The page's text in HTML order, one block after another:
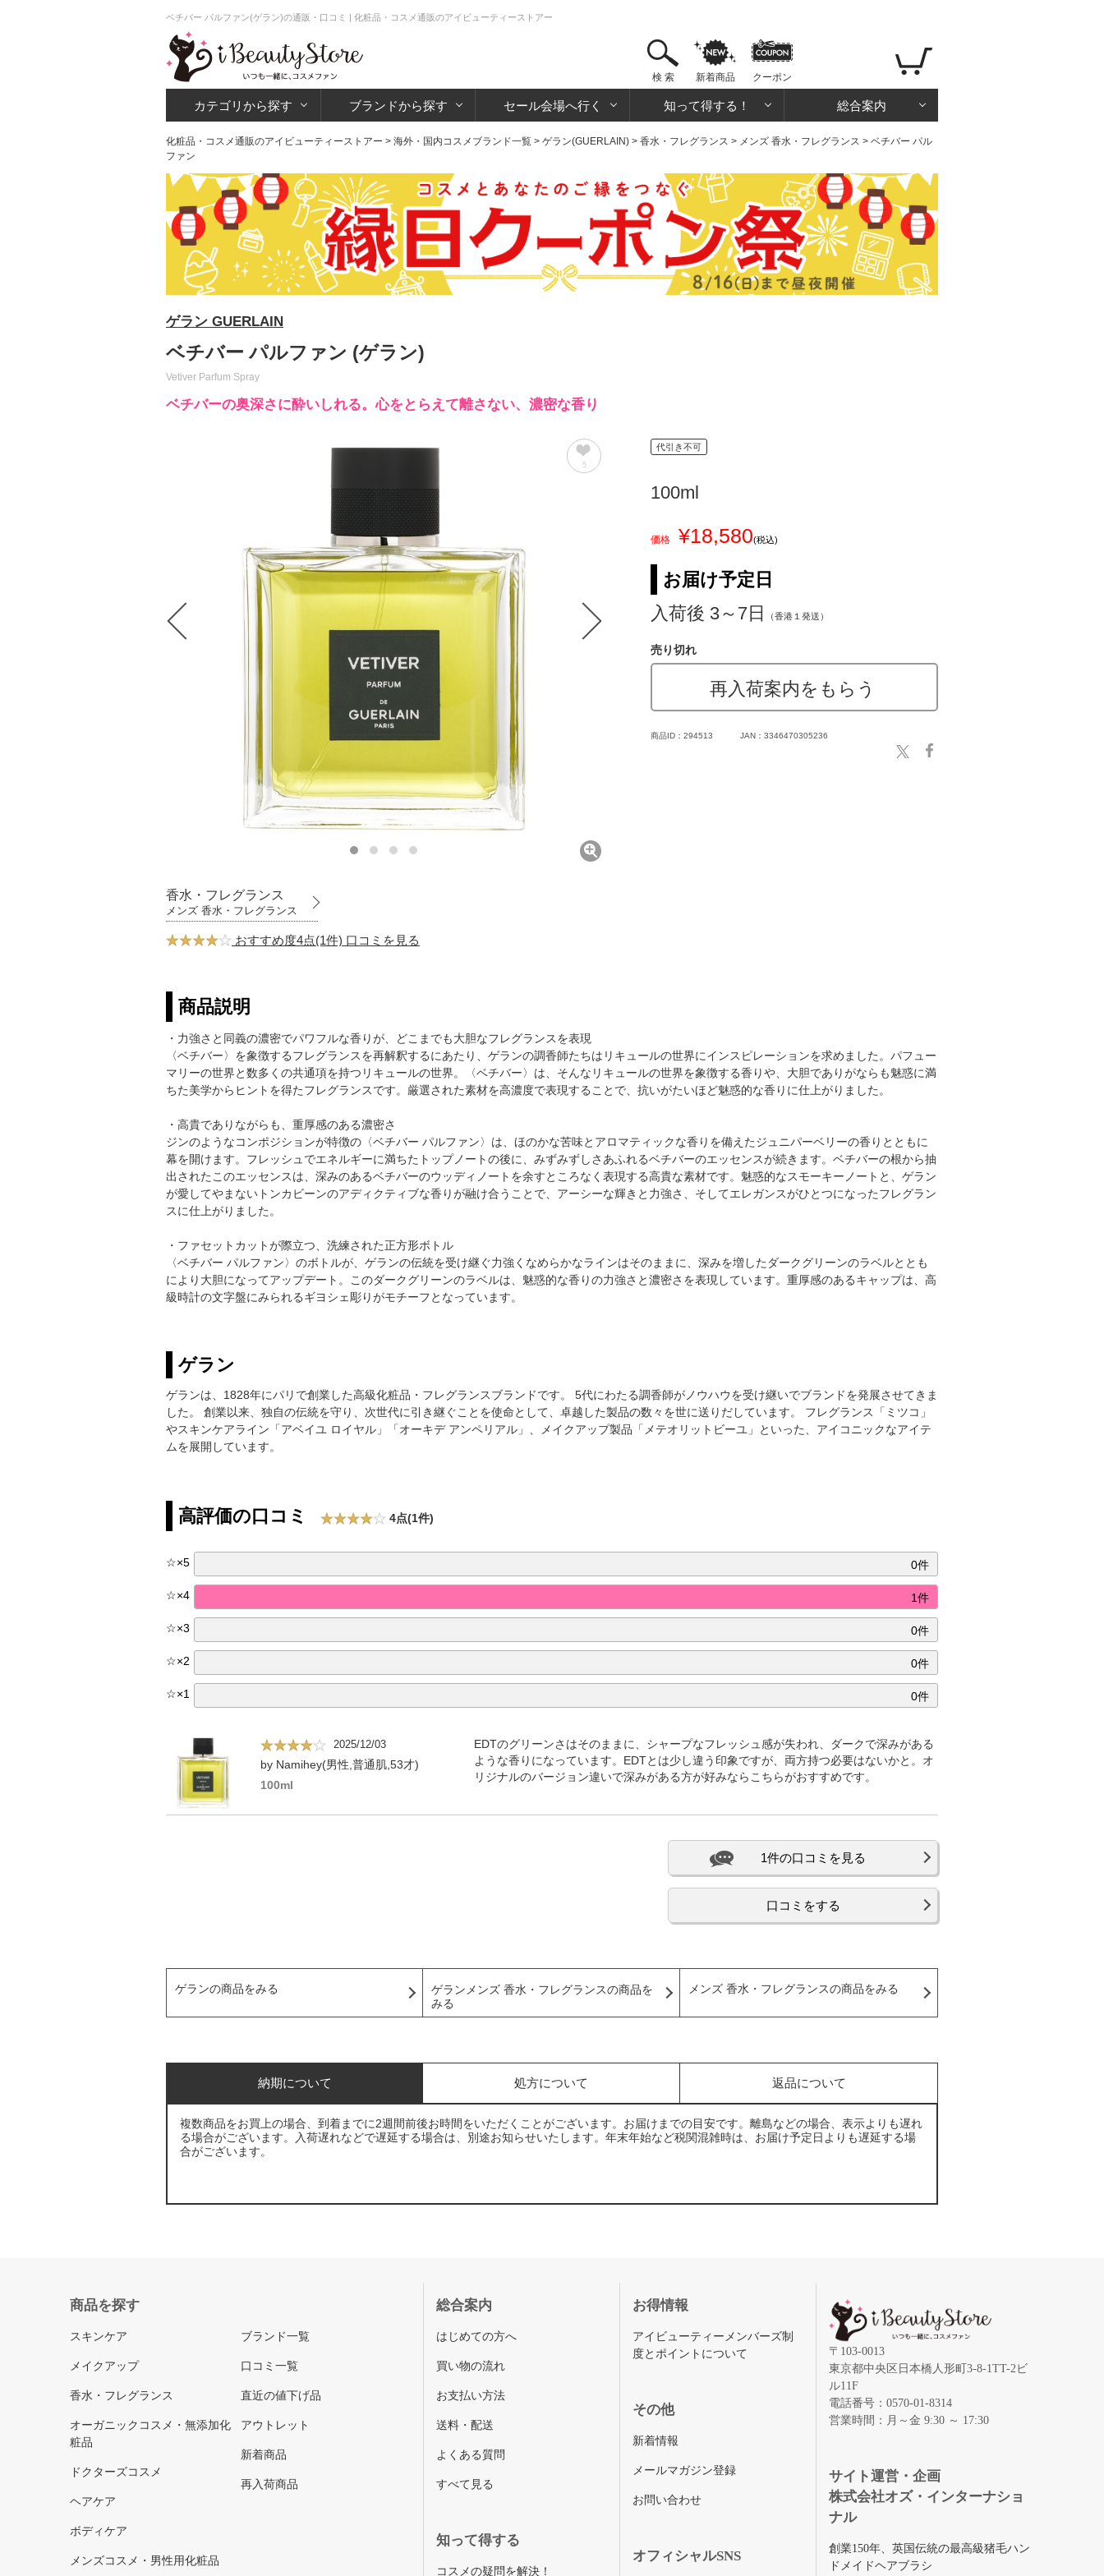
ベチバー パルファン(ゲラン)の通販・口コミ | 化粧品・コスメ通販のアイビューティーストアー
検 索 新着商品 クーポン
カテゴリから探す ブランドから探す セール会場へ行く 知って得する！ 総合案内
化粧品・コスメ通販のアイビューティーストアー > 海外・国内コスメブランド一覧 > ゲラン(GUERLAIN) > 香水・フレグランス > メンズ 香水・フレグランス > ベチバー パル
ファン
ゲラン GUERLAIN
ベチバー パルファン (ゲラン)
Vetiver Parfum Spray
ベチバーの奥深さに酔いしれる。心をとらえて離さない、濃密な香り
5
香水・フレグランス
メンズ 香水・フレグランス
おすすめ度4点(1件) 口コミを見る
代引き不可
100ml
価格 ¥18,580(税込)
お届け予定日
入荷後 3～7日
（香港１発送）
売り切れ
再入荷案内をもらう
商品ID：294513 JAN：3346470305236
商品説明
・力強さと同義の濃密でパワフルな香りが、どこまでも大胆なフレグランスを表現
〈ベチバー〉を象徴するフレグランスを再解釈するにあたり、ゲランの調香師たちはリキュールの世界にインスピレーションを求めました。パフュー
マリーの世界と数多くの共通項を持つリキュールの世界。〈ベチバー〉は、そんなリキュールの世界を象徴する香りや、大胆でありがならも魅惑に満
ちた美学からヒントを得たフレグランスです。厳選された素材を高濃度で表現することで、抗いがたいほど魅惑的な香りに仕上がりました。
・高貴でありながらも、重厚感のある濃密さ
ジンのようなコンポジションが特徴の〈ベチバー パルファン〉は、ほのかな苦味とアロマティックな香りを備えたジュニパーベリーの香りとともに
幕を開けます。フレッシュでエネルギーに満ちたトップノートの後に、みずみずしさあふれるベチバーのエッセンスが続きます。ベチバーの根から抽
出されたこのエッセンスは、深みのあるベチバーのウッディノートを余すところなく表現する高貴な素材です。魅惑的なスモーキーノートと、ゲラン
が愛してやまないトンカビーンのアディクティブな香りが融け合うことで、アーシーな輝きと力強さ、そしてエレガンスがひとつになったフレグラン
スに仕上がりました。
・ファセットカットが際立つ、洗練された正方形ボトル
〈ベチバー パルファン〉のボトルが、ゲランの伝統を受け継ぐ力強くなめらかなラインはそのままに、深みを増したダークグリーンのラベルととも
により大胆になってアップデート。このダークグリーンのラベルは、魅惑的な香りの力強さと濃密さを表現しています。重厚感のあるキャップは、高
級時計の文字盤にみられるギヨシェ彫りがモチーフとなっています。
ゲラン
ゲランは、1828年にパリで創業した高級化粧品・フレグランスブランドです。 5代にわたる調香師がノウハウを受け継いでブランドを発展させてきま
した。 創業以来、独自の伝統を守り、次世代に引き継ぐことを使命として、卓越した製品の数々を世に送りだしています。 フレグランス「ミツコ」
やスキンケアライン「アベイユ ロイヤル」「オーキデ アンペリアル」、メイクアップ製品「メテオリットビーユ」といった、アイコニックなアイテ
ムを展開しています。
高評価の口コミ 4点(1件)
☆×5 0件
☆×4 1件
☆×3 0件
☆×2 0件
☆×1 0件
2025/12/03
by Namihey(男性,普通肌,53才)
100ml
EDTのグリーンさはそのままに、シャープなフレッシュ感が失われ、ダークで深みがある
ような香りになっています。EDTとは少し違う印象ですが、両方持つ必要はないかと。オ
リジナルのバージョン違いで深みがある方が好みならこちらがおすすめです。
1件の口コミを見る
口コミをする
ゲランの商品をみる
ゲランメンズ 香水・フレグランスの商品を
みる
メンズ 香水・フレグランスの商品をみる
納期について 処方について 返品について
複数商品をお買上の場合、到着までに2週間前後お時間をいただくことがございます。お届けまでの目安です。離島などの場合、表示よりも遅れ
る場合がございます。入荷遅れなどで遅延する場合は、別途お知らせいたします。年末年始など税関混雑時は、お届け予定日よりも遅延する場
合がございます。
商品を探す
スキンケア
メイクアップ
香水・フレグランス
オーガニックコスメ・無添加化
粧品
ドクターズコスメ
ヘアケア
ボディケア
メンズコスメ・男性用化粧品
ブランド一覧
口コミ一覧
直近の値下げ品
アウトレット
新着商品
再入荷商品
総合案内
はじめての方へ
買い物の流れ
お支払い方法
送料・配送
よくある質問
すべて見る
知って得する
コスメの疑問を解決！
お得情報
アイビューティーメンバーズ制
度とポイントについて
その他
新着情報
メールマガジン登録
お問い合わせ
オフィシャルSNS
〒103-0013
東京都中央区日本橋人形町3-8-1TT-2ビ
ル11F
電話番号：0570-01-8314
営業時間：月～金 9:30 ～ 17:30
サイト運営・企画
株式会社オズ・インターナショ
ナル
創業150年、英国伝統の最高級猪毛ハン
ドメイドヘアブラシ